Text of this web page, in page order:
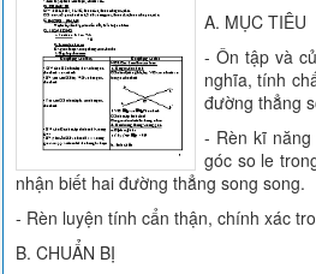
A. MỤC TIÊU
- Ôn tập và
nghĩa, tính
đường thẳng
- Rèn kĩ
góc so le
nhận biết hai đường thẳng song song.
- Rèn luyện tính cẩn thận, chính xác
B. CHUẨN BỊ